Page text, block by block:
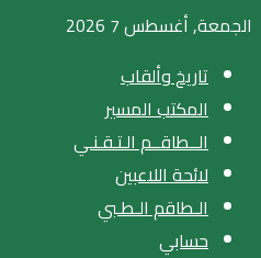
الجمعة, أغسطس 7 2026
تاريخ وألقاب
المكتب المسير
الــطاقــم الـتـقـنـي
لائحة اللاعبين
الـطاقم الـطـبي
حسابي